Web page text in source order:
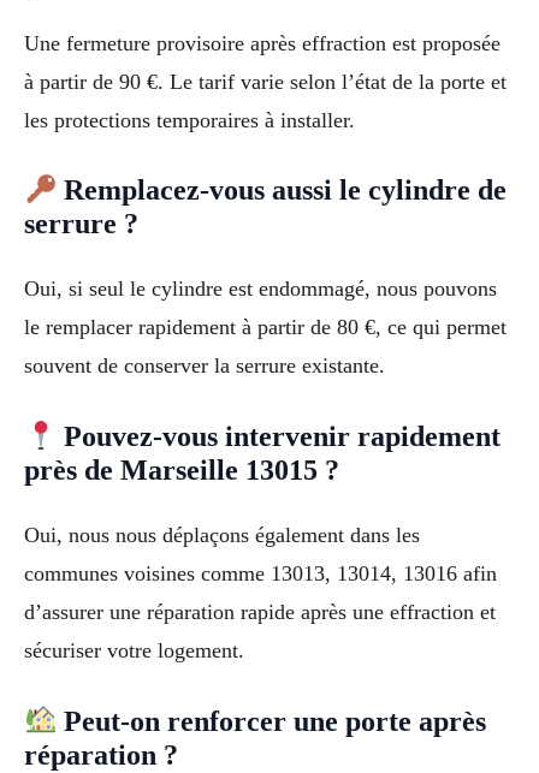
Une fermeture provisoire après effraction est proposée
à partir de 90 €. Le tarif varie selon l’état de la porte et
les protections temporaires à installer.
Remplacez-vous aussi le cylindre de
serrure ?
Oui, si seul le cylindre est endommagé, nous pouvons
le remplacer rapidement à partir de 80 €, ce qui permet
souvent de conserver la serrure existante.
Pouvez-vous intervenir rapidement
près de Marseille 13015 ?
Oui, nous nous déplaçons également dans les
communes voisines comme 13013, 13014, 13016 afin
d’assurer une réparation rapide après une effraction et
sécuriser votre logement.
Peut-on renforcer une porte après
réparation ?